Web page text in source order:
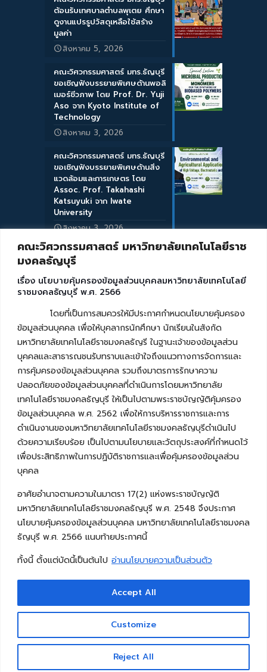
คณะวิศวกรรมศาสตร์ มหาวิทยาลัยเทคโนโลยีราช
มงคลธัญบุรี
เรื่อง นโยบายคุ้มครองข้อมูลส่วนบุคคลมหาวิทยาลัยเทคโนโลยี
ราชมงคลธัญบุรี พ.ศ. 2566
โดยที่เป็นการสมควรให้มีประกาศกำหนดนโยบายคุ้มครอง
ข้อมูลส่วนบุคคล เพื่อให้บุคลากรนักศึกษา นักเรียนในสังกัด
มหาวิทยาลัยเทคโนโลยีราชมงคลธัญรี ในฐานะเจ้าของข้อมูลส่วน
บุคคลและสาธารณชนรับทราบและเข้าใจถึงแนวทางการจัดการและ
การคุ้มครองข้อมูลส่วนบุคคล รวมถึงมาตรการรักษาความ
ปลอดภัยของข้อมูลส่วนบุคคลที่ดำเนินการโดยมหาวิทยาลัย
เทคโนโลยีราชมงคลธัญบุรี ให้เป็นไปตามพระราชบัญญัติคุ้มครอง
ข้อมูลส่วนบุคคล พ.ศ. 2562 เพื่อให้การบริหารราชการและการ
ดำเนินงานของมหาวิทยาลัยเทคโนโลยีราชมงคลธัญบุรีดำเนินไป
ด้วยความเรียบร้อย เป็นไปตามนโยบายและวัตถุประสงค์ที่กำหนดไว้
เพื่อประสิทธิภาพในการปฏิบัติราชการและเพื่อคุ้มครองข้อมูลส่วน
บุคคล
อาศัยอำนาจตามความในมาตรา 17(2) แห่งพระราชบัญญัติ
มหาวิทยาลัยเทคโนโลยีราชมงคลธัญบุรี พ.ศ. 2548 จึงประกาศ
นโยบายคุ้มครองข้อมูลส่วนบุคคล มหาวิทยาลัยเทคโนโลยีราชมงคล
ธัญบุรี พ.ศ. 2566 แนบท้ายประกาศนี้
ทั้งนี้ ตั้งแต่บัดนี้เป็นต้นไป อ่านนโยบายความเป็นส่วนตัว
Customize
Reject All
Accept All
ต้อนรับเทศบาลตำบลพุเตย ศึกษา
ดูงานแปรรูปวัสดุเหลือใช้สร้าง
มูลค่า
สิงหาคม 5, 2026
คณะวิศวกรรมศาสตร์ มทร.ธัญบุรี
ขอเชิญฟังบรรยายพิเศษด้านพอลิ
เมอร์ชีวภาพ โดย Prof. Dr. Yuji
Aso จาก Kyoto Institute of
Technology
สิงหาคม 3, 2026
คณะวิศวกรรมศาสตร์ มทร.ธัญบุรี
ขอเชิญฟังบรรยายพิเศษด้านสิ่ง
แวดล้อมและการเกษตร โดย
Assoc. Prof. Takahashi
Katsuyuki จาก Iwate
University
สิงหาคม 3, 2026
Copyright © 2026 คณะวิศวกรรมศาสตร์ มหาวิทยาลัย
เทคโนโลยีราชมงคลธัญบุรี